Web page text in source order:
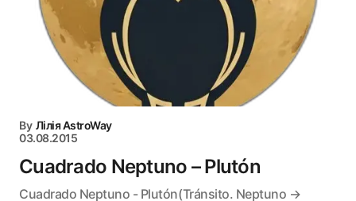
By Лілія AstroWay
03.08.2015
Cuadrado Neptuno – Plutón
Cuadrado Neptuno - Plutón(Tránsito. Neptuno →